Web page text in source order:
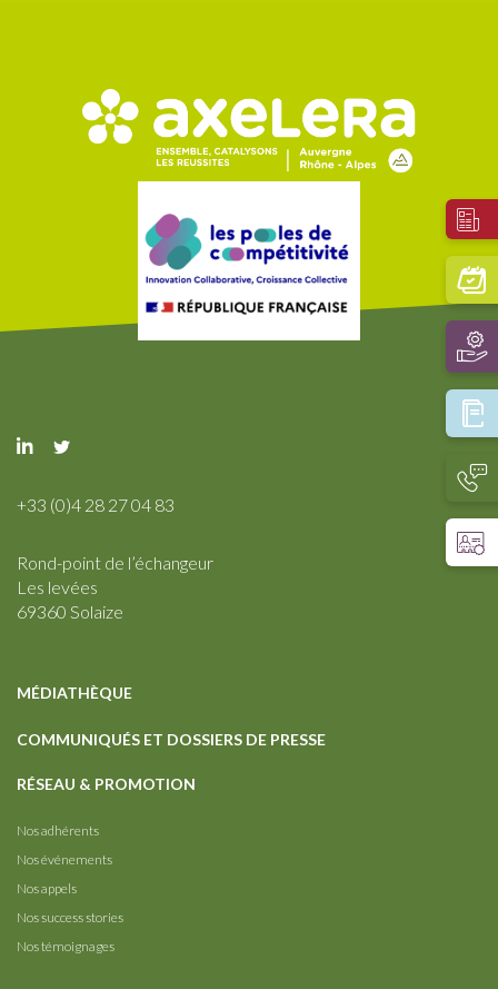
+33 (0)4 28 27 04 83
Rond-point de l’échangeur
Les levées
69360 Solaize
MÉDIATHÈQUE
COMMUNIQUÉS ET DOSSIERS DE PRESSE
RÉSEAU & PROMOTION
Nos adhérents
Nos événements
Nos appels
Nos success stories
Nos témoignages